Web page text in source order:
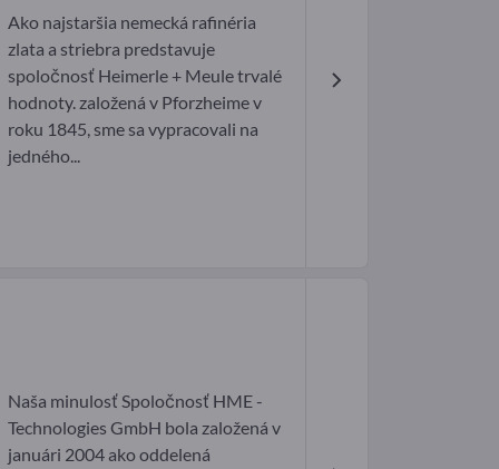
Ako najstaršia nemecká rafinéria
zlata a striebra predstavuje
spoločnosť Heimerle + Meule trvalé
hodnoty. založená v Pforzheime v
roku 1845, sme sa vypracovali na
jedného...
Naša minulosť Spoločnosť HME -
Technologies GmbH bola založená v
januári 2004 ako oddelená